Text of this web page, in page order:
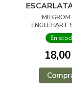
AÑO EN
ENGLEHART
HOWELL
En